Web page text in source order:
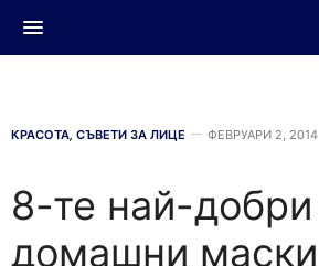
КРАСОТА, СЪВЕТИ ЗА ЛИЦЕ ФЕВРУАРИ 2, 2014
8-те най-добри
домашни